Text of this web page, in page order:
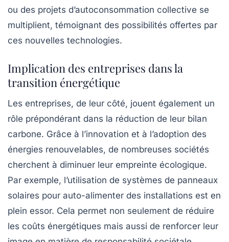
ou des projets d’autoconsommation collective se
multiplient, témoignant des possibilités offertes par
ces nouvelles technologies.
Implication des entreprises dans la
transition énergétique
Les entreprises, de leur côté, jouent également un
rôle prépondérant dans la réduction de leur bilan
carbone. Grâce à l’innovation et à l’adoption des
énergies renouvelables, de nombreuses sociétés
cherchent à diminuer leur empreinte écologique.
Par exemple, l’utilisation de systèmes de panneaux
solaires pour auto-alimenter des installations est en
plein essor. Cela permet non seulement de réduire
les coûts énergétiques mais aussi de renforcer leur